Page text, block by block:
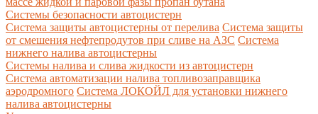
Системы безопасности автоцистерн
Система защиты автоцистерны от перелива Система защиты
от смешения нефтепродутов при сливе на АЗС Система
нижнего налива автоцистерны
Системы налива и слива жидкости из автоцистерн
Система автоматизации налива топливозаправщика
аэродромного Система ЛОКОЙЛ для установки нижнего
налива автоцистерны